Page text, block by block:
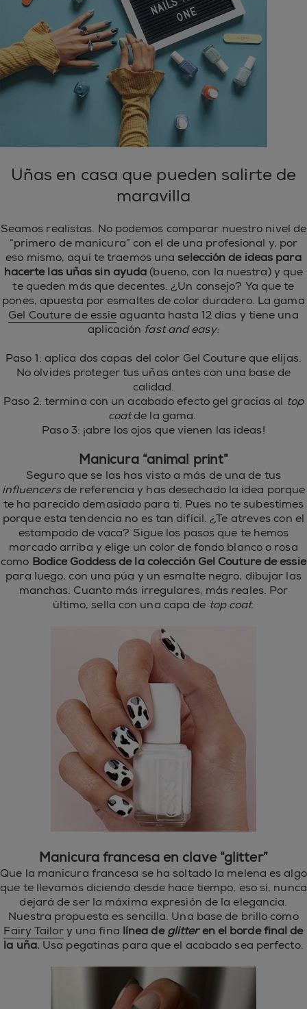
Uñas en casa que pueden salirte de
maravilla
Seamos realistas. No podemos comparar nuestro nivel de
“primero de manicura” con el de una profesional y, por
eso mismo, aquí te traemos una selección de ideas para
hacerte las uñas sin ayuda(bueno, con la nuestra) y que
te queden más que decentes. ¿Un consejo? Ya que te
pones, apuesta por esmaltes de color duradero. La gama
Gel Couture de essieaguanta hasta 12 días y tiene una
aplicación fast and easy:
Paso 1: aplica dos capas del color Gel Couture que elijas.
No olvides proteger tus uñas antes con una base de
calidad.
Paso 2: termina con un acabado efecto gel gracias al top
coatde la gama.
Paso 3: ¡abre los ojos que vienen las ideas!
Manicura “animal print”
Seguro que se las has visto a más de una de tus
influencersde referencia y has desechado la idea porque
te ha parecido demasiado para ti. Pues no te subestimes
porque esta tendencia no es tan difícil. ¿Te atreves con el
estampado de vaca? Sigue los pasos que te hemos
marcado arriba y elige un color de fondo blanco o rosa
como Bodice Goddess de la colección Gel Couture de essie
para luego, con una púa y un esmalte negro, dibujar las
manchas. Cuanto más irregulares, más reales. Por
último, sella con una capa de top coat.
Manicura francesa en clave “glitter”
Que la manicura francesa se ha soltado la melena es algo
que te llevamos diciendo desde hace tiempo, eso sí, nunca
dejará de ser la máxima expresión de la elegancia.
Nuestra propuesta es sencilla. Una base de brillo como
Fairy Tailory una fina línea deglitteren el borde final de
la uña. Usa pegatinas para que el acabado sea perfecto.